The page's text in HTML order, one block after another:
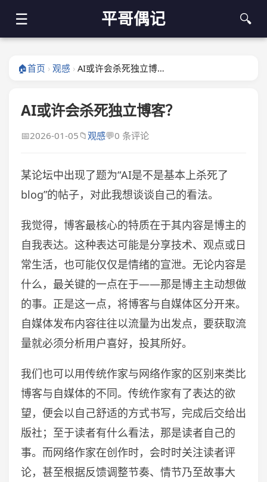
☰ 平哥偶记 🔍
🏠首页 › 观感 › AI或许会杀死独立博客？
AI或许会杀死独立博客？
📅2026-01-05 📁观感💬0 条评论
某论坛中出现了题为“AI是不是基本上杀死了
blog”的帖子，对此我想谈谈自己的看法。
我觉得，博客最核心的特质在于其内容是博主的
自我表达。这种表达可能是分享技术、观点或日
常生活，也可能仅仅是情绪的宣泄。无论内容是
什么，最关键的一点在于——那是博主主动想做
的事。正是这一点，将博客与自媒体区分开来。
自媒体发布内容往往以流量为出发点，要获取流
量就必须分析用户喜好，投其所好。
我们也可以用传统作家与网络作家的区别来类比
博客与自媒体的不同。传统作家有了表达的欲
望，便会以自己舒适的方式书写，完成后交给出
版社；至于读者有什么看法，那是读者自己的
事。而网络作家在创作时，会时时关注读者评
论，甚至根据反馈调整节奏、情节乃至故事大